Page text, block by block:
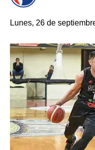
Lunes, 26 de